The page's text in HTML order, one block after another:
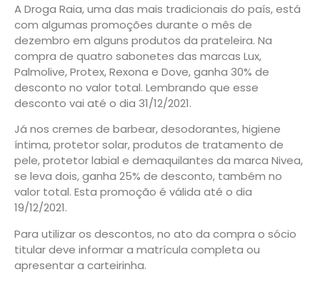
A Droga Raia, uma das mais tradicionais do país, está
com algumas promoções durante o mês de
dezembro em alguns produtos da prateleira. Na
compra de quatro sabonetes das marcas Lux,
Palmolive, Protex, Rexona e Dove, ganha 30% de
desconto no valor total. Lembrando que esse
desconto vai até o dia 31/12/2021.
Já nos cremes de barbear, desodorantes, higiene
íntima, protetor solar, produtos de tratamento de
pele, protetor labial e demaquilantes da marca Nivea,
se leva dois, ganha 25% de desconto, também no
valor total. Esta promoção é válida até o dia
19/12/2021.
Para utilizar os descontos, no ato da compra o sócio
titular deve informar a matrícula completa ou
apresentar a carteirinha.